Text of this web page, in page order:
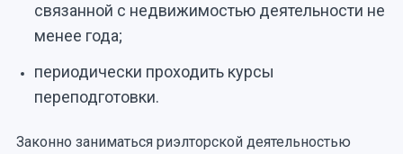
связанной с недвижимостью деятельности не
менее года;
периодически проходить курсы
переподготовки.
Законно заниматься риэлторской деятельностью